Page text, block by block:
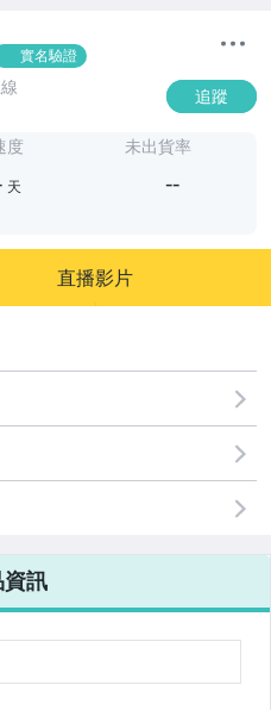
實名驗證
追蹤
度
天
未出貨率
--
直播影片
訊